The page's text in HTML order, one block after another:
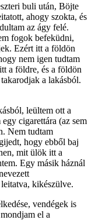
buli után, Böjte
ahogy szokta, és
az ágy felé.
fogok befeküdni,
Ezért itt a földön
nem igen tudtam
a földre, és a földön
a lakásból.
leültem ott a
cigarettára (az sem
Nem tudtam
hogy ebből baj
mit ülök itt a
Egy másik háznál
kikészülve.
vendégek is
el a